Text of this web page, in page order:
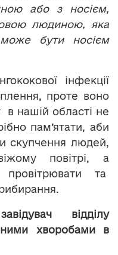
або з носієм,
людиною, яка
бути носієм
інфекції
проте воно
в нашій області не
пам’ятати, аби
скупчення людей,
повітрі, а
та
відділу
хворобами в